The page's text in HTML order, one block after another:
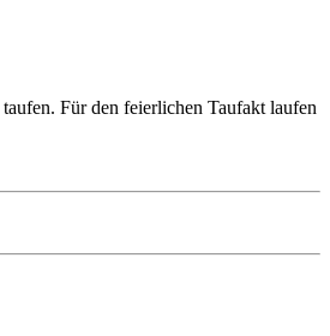
Für den feierlichen Taufakt laufen